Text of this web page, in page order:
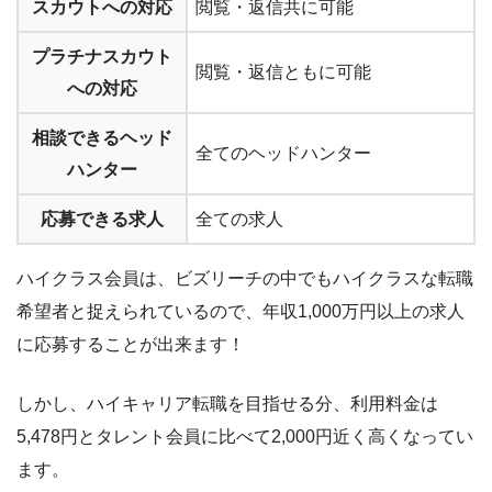
スカウトへの対応 閲覧・返信共に可能
プラチナスカウト
への対応
閲覧・返信ともに可能
相談できるヘッド
ハンター
全てのヘッドハンター
応募できる求人 全ての求人
ハイクラス会員は、
ビズリーチの中でもハイクラスな転職
希望者と捉えられているので、年収1,000万円以上の求人
に応募することが出来ます！
しかし、ハイキャリア転職を目指せる分、 利用料金は
5,478円とタレント会員に比べて2,000円近く高く なってい
ます。